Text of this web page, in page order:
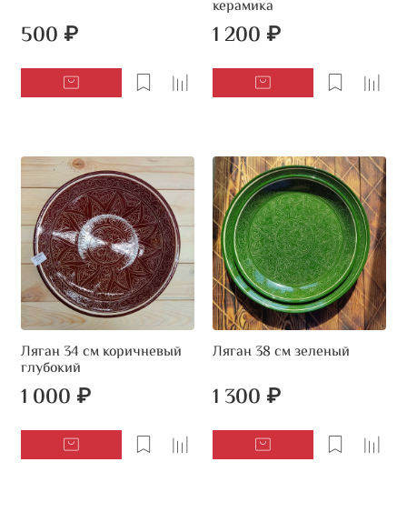
500 ₽
керамика
1 200 ₽
Ляган 34 см коричневый
глубокий
1 000 ₽
Ляган 38 см зеленый
1 300 ₽